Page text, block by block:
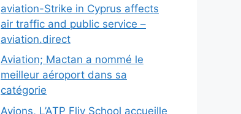
aviation-Strike in Cyprus affects
air traffic and public service –
aviation.direct
Aviation; Mactan a nommé le
meilleur aéroport dans sa
catégorie
Avions, L’ATP Fliv School accueille